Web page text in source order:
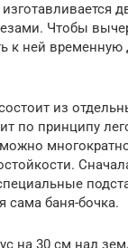
Чтобы
к ней временную
из
по принципу
сама баня-бочка.
на 30 см над